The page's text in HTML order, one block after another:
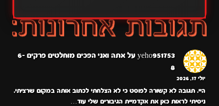
yeho951753 על
אתה ואני הפכים מוחלטים פרקים 6-
8
יולי 17, 2026
היי. תגובה לא קשורה לפוסט כי לא הצלחתי לכתוב אותה במקום שרציתי.
ניסיתי לראות כאן את אקדמיית הגיבורים שלי עוד…